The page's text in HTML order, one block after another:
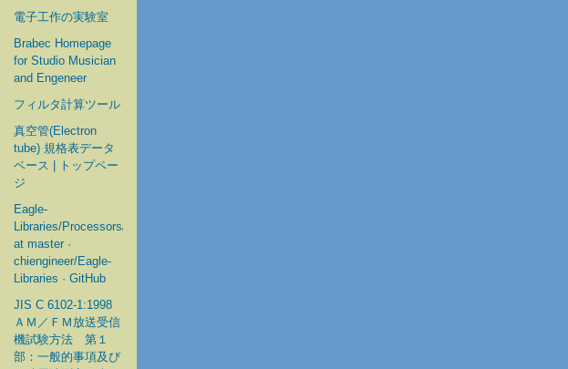
電子工作の実験室
Brabec Homepage
for Studio Musician
and Engeneer
フィルタ計算ツール
真空管(Electron
tube) 規格表データ
ベース | トップペー
ジ
Eagle-
Libraries/Processors/Microchip
at master ·
chiengineer/Eagle-
Libraries · GitHub
JIS C 6102-1:1998
ＡＭ／ＦＭ放送受信
機試験方法 第１
部：一般的事項及び